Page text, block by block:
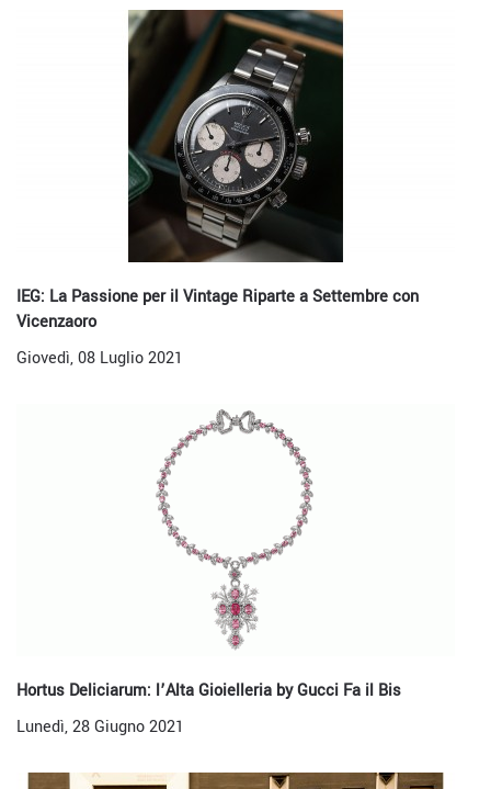
IEG: La Passione per il Vintage Riparte a Settembre con
Vicenzaoro
Giovedì, 08 Luglio 2021
Hortus Deliciarum: l’Alta Gioielleria by Gucci Fa il Bis
Lunedì, 28 Giugno 2021